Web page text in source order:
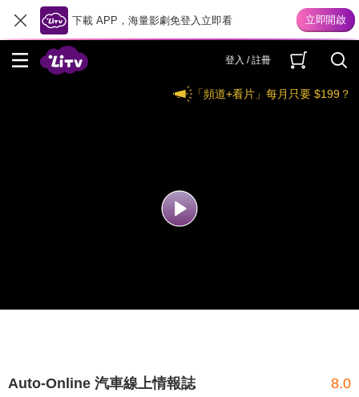
下載 APP，海量影劇免登入立即看
登入 / 註冊
「頻道+看片」每月只要 $199？
Auto-Online 汽車線上情報誌 8.0